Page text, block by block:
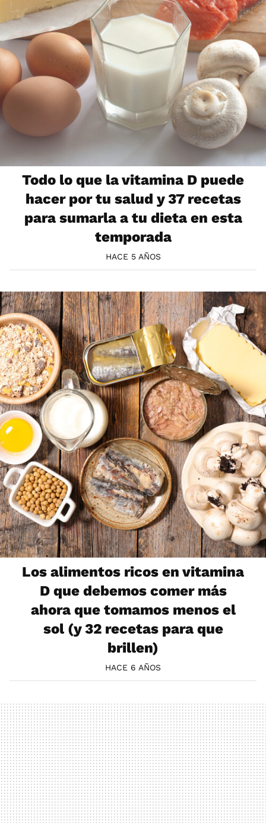
Todo lo que la vitamina D puede
hacer por tu salud y 37 recetas
para sumarla a tu dieta en esta
temporada
HACE 5 AÑOS
Los alimentos ricos en vitamina
D que debemos comer más
ahora que tomamos menos el
sol (y 32 recetas para que
brillen)
HACE 6 AÑOS